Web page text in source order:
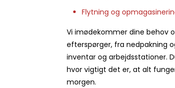
Flytning og
Vi imødekommer dine behov
efterspørger, fra nedpakning
inventar og arbejdsstationer.
hvor vigtigt det er, at alt
morgen.